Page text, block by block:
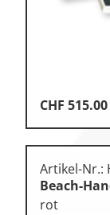
CHF 515.00
Artikel-Nr.:
Beach-
rot